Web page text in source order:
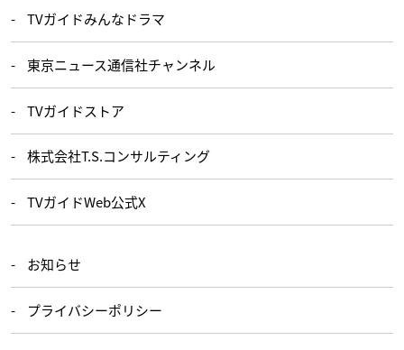
TVガイドみんなドラマ
東京ニュース通信社チャンネル
TVガイドストア
株式会社T.S.コンサルティング
TVガイドWeb公式X
お知らせ
プライバシーポリシー